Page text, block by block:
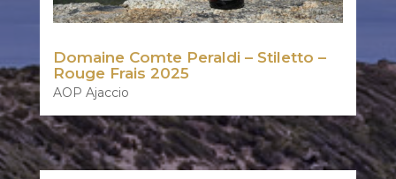
Domaine Comte Peraldi – Stiletto –
Rouge Frais 2025
AOP Ajaccio